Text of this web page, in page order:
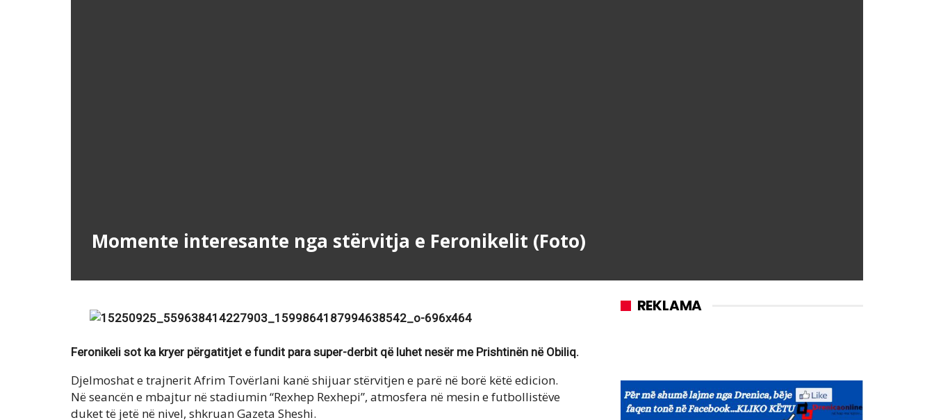
Momente interesante nga stërvitja e Feronikelit (Foto)
Feronikeli sot ka kryer përgatitjet e fundit para super-derbit që luhet nesër me Prishtinën në Obiliq.
Djelmoshat e trajnerit Afrim Tovërlani kanë shijuar stërvitjen e parë në borë këtë edicion.
Në seancën e mbajtur në stadiumin “Rexhep Rexhepi”, atmosfera në mesin e futbollistëve
duket të jetë në nivel, shkruan Gazeta Sheshi.
REKLAMA